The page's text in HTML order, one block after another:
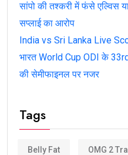
सांपो की तश्करी में फंसे एल्विस
सप्लाई का आरोप
India vs Sri Lanka Live
भारत World Cup ODI के
की सेमीफाइनल पर नजर
Tags
Belly Fat OMG 2